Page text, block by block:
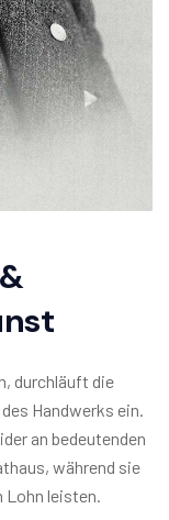
durchläuft die
Handwerks ein.
an bedeutenden
während sie
leisten.